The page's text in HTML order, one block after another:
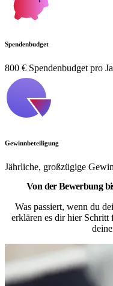
Spendenbudget
800 € Spendenbudget pro
Gewinnbeteiligung
Jährliche, großzügige
Von der Bewerbung
Was passiert, wenn du
erklären es dir hier